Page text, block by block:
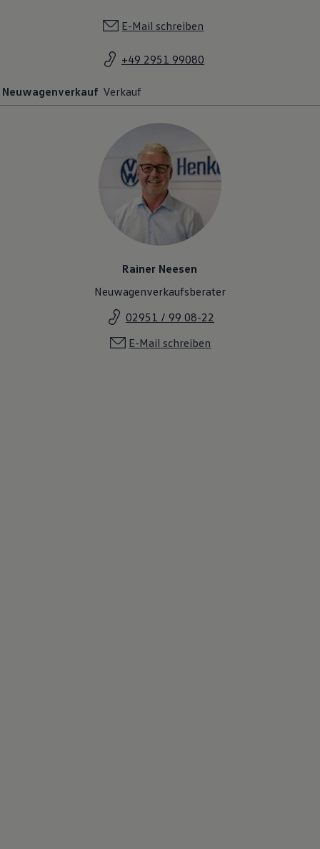
E-Mail schreiben
+49 2951 99080
Neuwagenverkauf Verkauf
Rainer Neesen
Neuwagenverkaufsberater
02951 / 99 08-22
E-Mail schreiben